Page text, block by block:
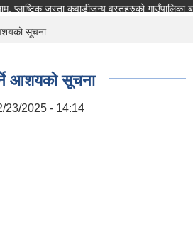
जस्ता कवाडीजन्य वस्तुहरुको गाउँपालिका
सूचना
आशयको सूचना
23/2025 - 14:14